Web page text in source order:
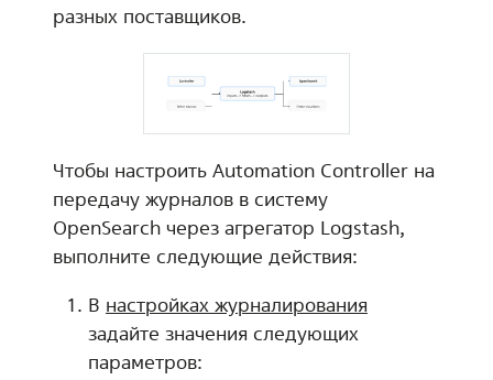
разных поставщиков.
Чтобы настроить Automation Controller на
передачу журналов в систему
OpenSearch через агрегатор Logstash,
выполните следующие действия:
В настройках журналирования
задайте значения следующих
параметров: